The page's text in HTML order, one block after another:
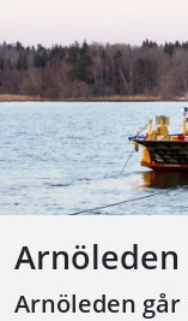
Arnöleden
Arnöleden